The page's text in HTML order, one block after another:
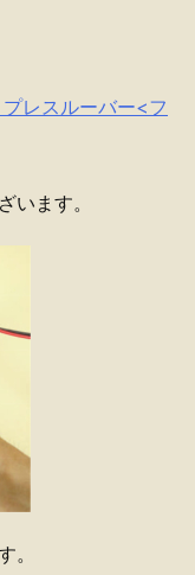
レスルーバー<フ
います。
。